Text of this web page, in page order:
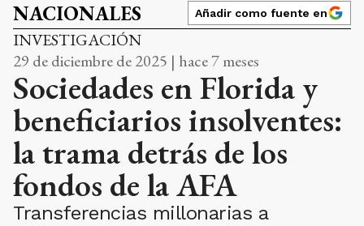
NACIONALES Añadir como fuente en
INVESTIGACIÓN
29 de diciembre de 2025 | hace 7 meses
Sociedades en Florida y
beneficiarios insolventes:
la trama detrás de los
fondos de la AFA
Transferencias millonarias a